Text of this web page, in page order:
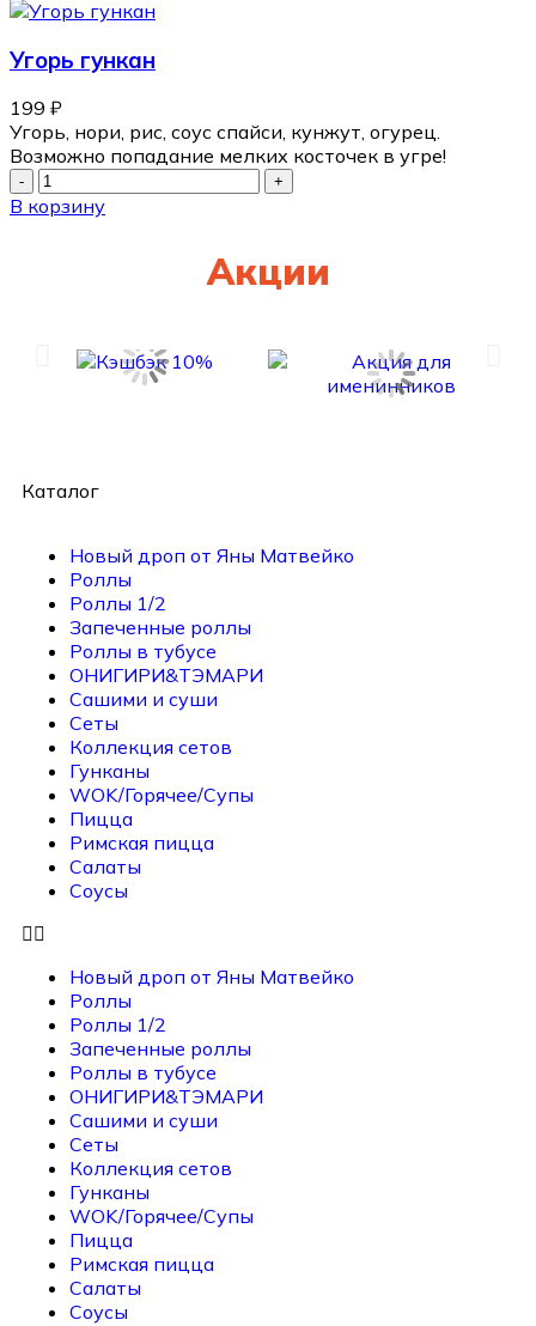
Угорь гункан
199 ₽
Угорь, нори, рис, соус спайси, кунжут, огурец.
Возможно попадание мелких косточек в угре!
В корзину
Акции
Каталог
Новый дроп от Яны Матвейко
Роллы
Роллы 1/2
Запеченные роллы
Роллы в тубусе
ОНИГИРИ&ТЭМАРИ
Сашими и суши
Сеты
Коллекция сетов
Гунканы
WOK/Горячее/Супы
Пицца
Римская пицца
Салаты
Соусы
Новый дроп от Яны Матвейко
Роллы
Роллы 1/2
Запеченные роллы
Роллы в тубусе
ОНИГИРИ&ТЭМАРИ
Сашими и суши
Сеты
Коллекция сетов
Гунканы
WOK/Горячее/Супы
Пицца
Римская пицца
Салаты
Соусы